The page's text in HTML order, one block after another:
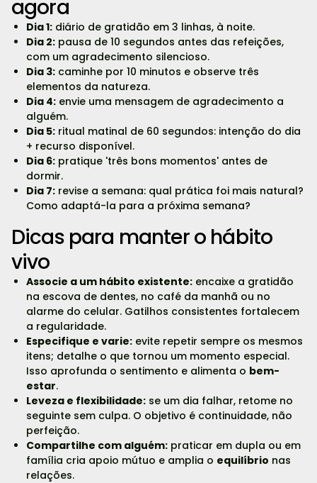
agora
Dia 1:diário de gratidão em 3 linhas, à noite.
Dia 2:pausa de 10 segundos antes das refeições,
com um agradecimento silencioso.
Dia 3:caminhe por 10 minutos e observe três
elementos da natureza.
Dia 4:envie uma mensagem de agradecimento a
alguém.
Dia 5:ritual matinal de 60 segundos: intenção do dia
+ recurso disponível.
Dia 6:pratique 'três bons momentos' antes de
dormir.
Dia 7:revise a semana: qual prática foi mais natural?
Como adaptá-la para a próxima semana?
Dicas para manter o hábito
vivo
Associe a um hábito existente:encaixe a gratidão
na escova de dentes, no café da manhã ou no
alarme do celular. Gatilhos consistentes fortalecem
a regularidade.
Especifique e varie:evite repetir sempre os mesmos
itens; detalhe o que tornou um momento especial.
Isso aprofunda o sentimento e alimenta o bem-
estar.
Leveza e flexibilidade:se um dia falhar, retome no
seguinte sem culpa. O objetivo é continuidade, não
perfeição.
Compartilhe com alguém:praticar em dupla ou em
família cria apoio mútuo e amplia o equilíbrio nas
relações.